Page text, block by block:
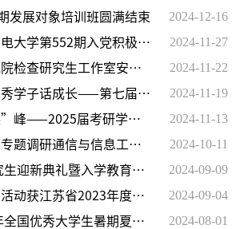
发展对象培训班圆满结束 2024-12-16
大学第552期入党积极分
2024-11-27
检查研究生工作室安全
2024-11-22
学子话成长——第七届优
信息工程学院
2024-11-19
峰——2025届考研学子
2024-11-13
题调研通信与信息工程
管理座谈会
2024-10-11
迎新典礼暨入学教育大
2024-09-09
动获江苏省2023年度高
2024-09-04
国优秀大学生暑期夏令
2024-08-01